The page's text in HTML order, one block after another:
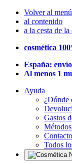
Volver al
al contenido
a la cesta de la
cosmética
España:
Al menos 1
Ayuda
¿Dónde
Gastos
Contacto
Todos